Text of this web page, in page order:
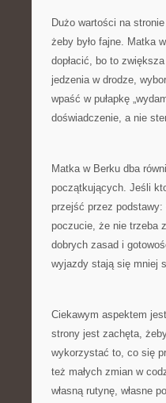
Dużo wartości na
żeby było fajne. Matka
dopłacić, bo to
jedzenia w drodze,
wpaść w pułapkę
doświadczenie, a nie
Matka w Berku dba
początkujących. Jeśli
przejść przez podstawy:
poczucie, że nie trzeba
dobrych zasad i
wyjazdy stają się mniej
Ciekawym aspektem
strony jest zachęta,
wykorzystać to, co się
też małych zmian w
własną rutynę, własne